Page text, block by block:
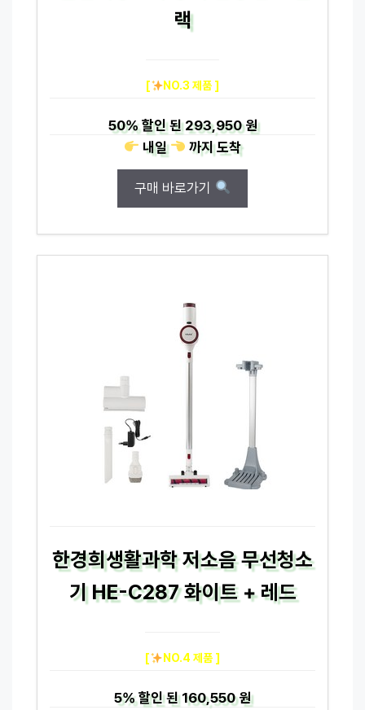
랙
[ NO.3 제품 ]
50%할인 된293,950 원
내일
까지도착
구매 바로가기
한경희생활과학 저소음 무선청소
기 HE-C287 화이트 + 레드
[ NO.4 제품 ]
5%할인 된160,550 원